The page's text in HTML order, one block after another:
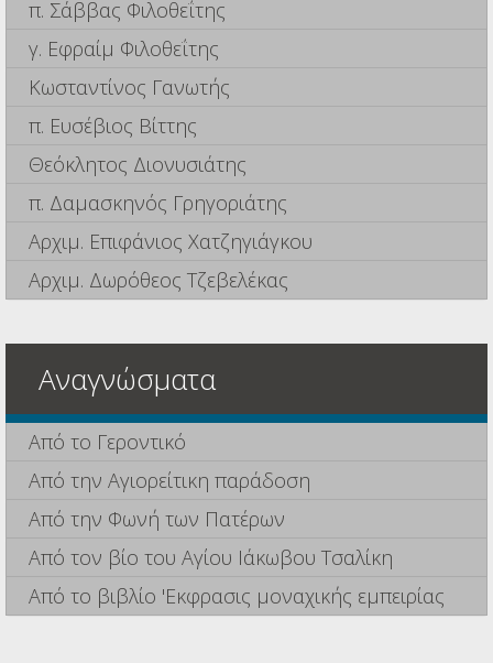
π. Σάββας Φιλοθεΐτης
γ. Εφραίμ Φιλοθεΐτης
Κωσταντίνος Γανωτής
π. Ευσέβιος Βίττης
Θεόκλητος Διονυσιάτης
π. Δαμασκηνός Γρηγοριάτης
Αρχιμ. Επιφάνιος Χατζηγιάγκου
Αρχιμ. Δωρόθεος Τζεβελέκας
Αναγνώσματα
Από το Γεροντικό
Από την Αγιορείτικη παράδοση
Από την Φωνή των Πατέρων
Από τον βίο του Αγίου Ιάκωβου Τσαλίκη
Από το βιβλίο 'Εκφρασις μοναχικής εμπειρίας